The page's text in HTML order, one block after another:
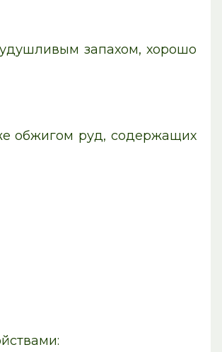
запахом, хорошо
обжигом руд, содержащих